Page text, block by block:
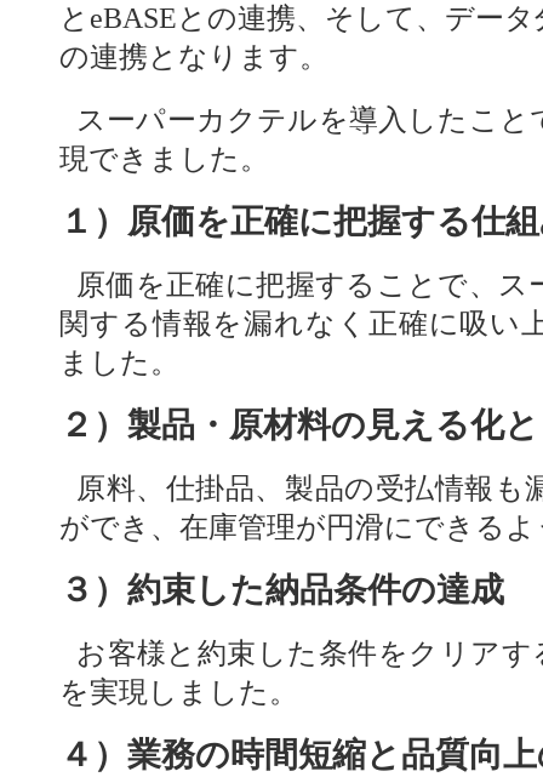
とeBASEとの連携、そして、デー
の連携となります。
スーパーカクテルを導入したこ
現できました。
１）原価を正確に把握する仕
原価を正確に把握することで、
関する情報を漏れなく正確に吸い
ました。
２）製品・原材料の見える化
原料、仕掛品、製品の受払情報
ができ、在庫管理が円滑にできる
３）約束した納品条件の達成
お客様と約束した条件をクリア
を実現しました。
４）業務の時間短縮と品質向